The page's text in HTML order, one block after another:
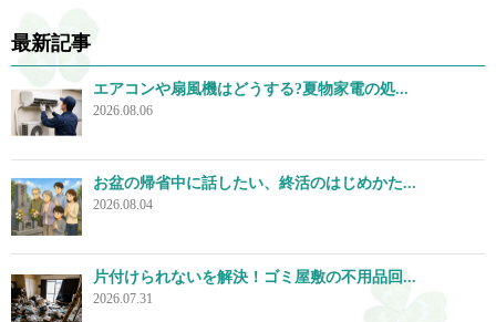
最新記事
エアコンや扇風機はどうする?夏物家電の処...
2026.08.06
お盆の帰省中に話したい、終活のはじめかた...
2026.08.04
片付けられないを解決！ゴミ屋敷の不用品回...
2026.07.31